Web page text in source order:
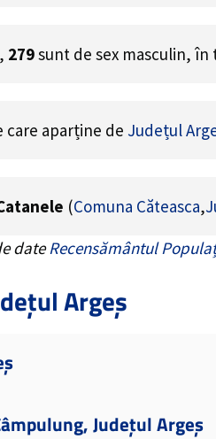
279sunt de sex masculin,
care aparține de Județul
(Comuna Căteasca,
dateRecensământul
Argeș
Județul Argeș